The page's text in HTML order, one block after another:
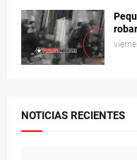
NOTICIAS RECIENTES